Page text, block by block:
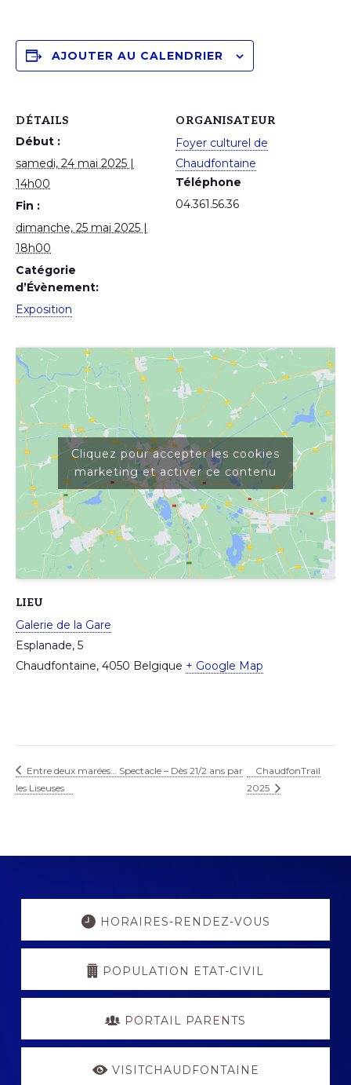
AJOUTER AU CALENDRIER
DÉTAILS
Début :
samedi, 24 mai 2025 |
14h00
Fin :
dimanche, 25 mai 2025 |
18h00
Catégorie
d’Évènement:
Exposition
ORGANISATEUR
Foyer culturel de
Chaudfontaine
Téléphone
04.361.56.36
LIEU
Galerie de la Gare
Esplanade, 5
Chaudfontaine, 4050 Belgique + Google Map
Cliquez pour accepter les cookies
marketing et activer ce contenu
Entre deux marées… Spectacle – Dès 21/2 ans par
les Liseuses
ChaudfonTrail
2025
Explore
HORAIRES-RENDEZ-VOUS
POPULATION ETAT-CIVIL
PORTAIL PARENTS
VISITCHAUDFONTAINE